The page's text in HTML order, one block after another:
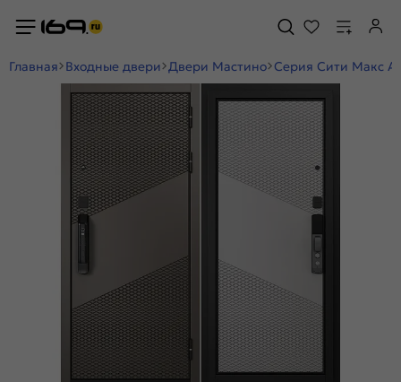
Главная Входные двери Двери Мастино Серия Сити Макс